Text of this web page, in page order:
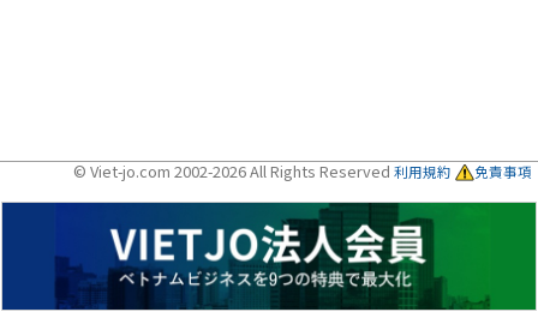
© Viet-jo.com 2002-2026 All Rights Reserved 利用規約 免責事項